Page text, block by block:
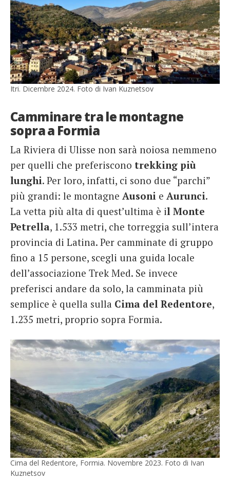
Itri. Dicembre 2024. Foto di Ivan Kuznetsov
Camminare tra le montagne
sopra a Formia
La Riviera di Ulisse non sarà noiosa nemmeno
per quelli che preferiscono trekking più
lunghi. Per loro, infatti, ci sono due “parchi”
più grandi: le montagne Ausoni e Aurunci.
La vetta più alta di quest’ultima è il Monte
Petrella, 1.533 metri, che torreggia sull’intera
provincia di Latina. Per camminate di gruppo
fino a 15 persone, scegli una guida locale
dell’associazione Trek Med. Se invece
preferisci andare da solo, la camminata più
semplice è quella sulla Cima del Redentore,
1.235 metri, proprio sopra Formia.
Cima del Redentore, Formia. Novembre 2023. Foto di Ivan
Kuznetsov